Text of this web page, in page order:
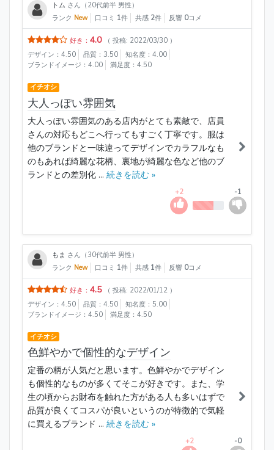
トム さん（20代前半 男性）
ランク New 口コミ 1件 共感 2件 反響 0コメ
好き： 4.0
（ 投稿: 2022/03/30 ）
デザイン：4.50
品質：3.50
知名度：4.00
ブランドイメージ：4.00
満足度：4.50
イチオシ
大人っぽい雰囲気
大人っぽい雰囲気のある店内がとても素敵で、店員
さんの対応もどこへ行ってもすごく丁寧です。服は
他のブランドと一味違ってデザインでカラフルなも
のもあれば綺麗な花柄、裏地が綺麗な色など他のブ
ランドとの差別化 ... 続きを読む »
+2 -1
もま さん（30代前半 男性）
ランク New 口コミ 1件 共感 1件 反響 0コメ
好き： 4.5
（ 投稿: 2022/01/12 ）
デザイン：4.50
品質：4.50
知名度：5.00
ブランドイメージ：4.50
満足度：4.50
イチオシ
色鮮やかで個性的なデザイン
定番の柄が人気だと思います。色鮮やかでデザイン
も個性的なものが多くてそこが好きです。また、学
生の頃からお財布を触れた方がある人も多いはずで
品質が良くてコスパが良いというのが特徴的で気軽
に買えるブランド ... 続きを読む »
+2 -0